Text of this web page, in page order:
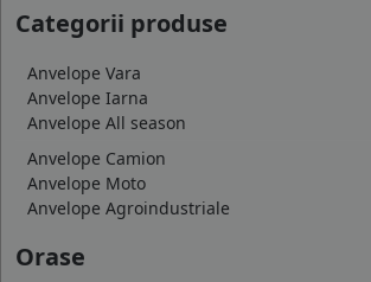
Categorii produse
Anvelope Vara
Anvelope Iarna
Anvelope All season
Anvelope Camion
Anvelope Moto
Anvelope Agroindustriale
Orase